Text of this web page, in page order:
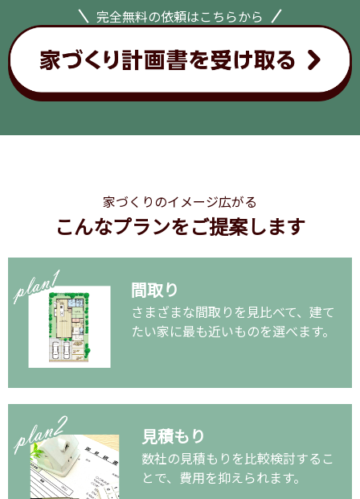
完全無料の依頼はこちらから
家づくりのイメージ広がる
こんなプランをご提案します
間取り
さまざまな間取りを見比べて、建て
たい家に最も近いものを選べます。
見積もり
数社の見積もりを比較検討するこ
とで、費用を抑えられます。